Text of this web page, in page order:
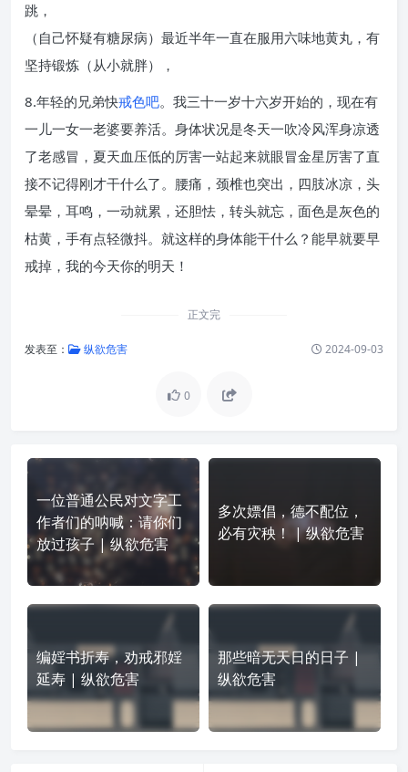
跳，
（自己怀疑有糖尿病）最近半年一直在服用六味地黄丸，有
坚持锻炼（从小就胖），
8.年轻的兄弟快戒色吧。我三十一岁十六岁开始的，现在有
一儿一女一老婆要养活。身体状况是冬天一吹冷风浑身凉透
了老感冒，夏天血压低的厉害一站起来就眼冒金星厉害了直
接不记得刚才干什么了。腰痛，颈椎也突出，四肢冰凉，头
晕晕，耳鸣，一动就累，还胆怯，转头就忘，面色是灰色的
枯黄，手有点轻微抖。就这样的身体能干什么？能早就要早
戒掉，我的今天你的明天！
正文完
发表至： 纵欲危害 2024-09-03
0
一位普通公民对文字工
作者们的呐喊：请你们
放过孩子 | 纵欲危害
多次嫖倡，德不配位，
必有灾秧！ | 纵欲危害
编婬书折寿，劝戒邪婬
延寿 | 纵欲危害
那些暗无天日的日子 |
纵欲危害